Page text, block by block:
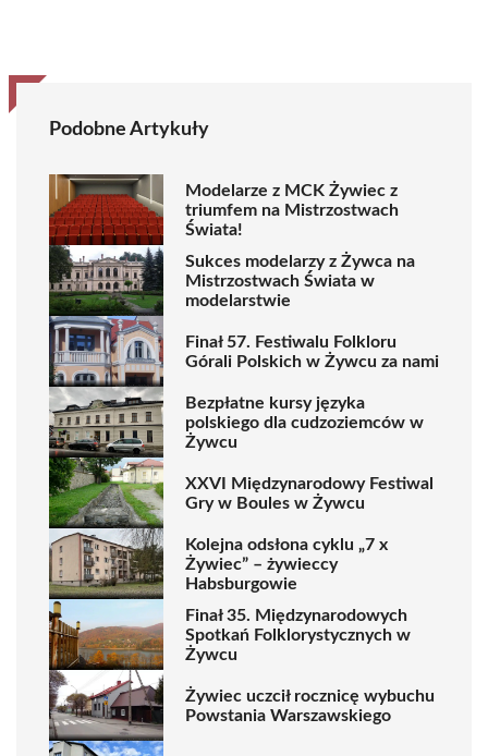
Podobne Artykuły
Modelarze z MCK Żywiec z
triumfem na Mistrzostwach
Świata!
Sukces modelarzy z Żywca na
Mistrzostwach Świata w
modelarstwie
Finał 57. Festiwalu Folkloru
Górali Polskich w Żywcu za nami
Bezpłatne kursy języka
polskiego dla cudzoziemców w
Żywcu
XXVI Międzynarodowy Festiwal
Gry w Boules w Żywcu
Kolejna odsłona cyklu „7 x
Żywiec” – żywieccy
Habsburgowie
Finał 35. Międzynarodowych
Spotkań Folklorystycznych w
Żywcu
Żywiec uczcił rocznicę wybuchu
Powstania Warszawskiego